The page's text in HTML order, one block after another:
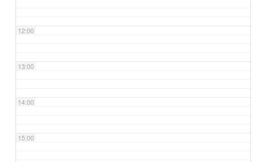
12:00
13:00
14:00
15:00